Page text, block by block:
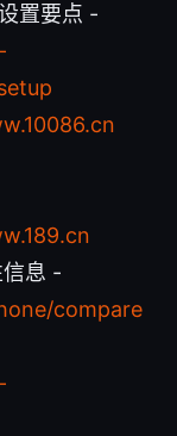
置要点 -
息 -
compare